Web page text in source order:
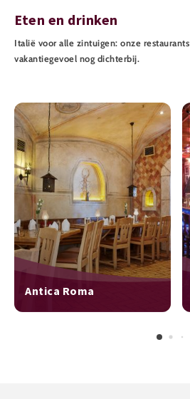
Eten en drinken
Italië voor alle zintuigen: onze
vakantiegevoel nog dichterbij.
Antica Roma